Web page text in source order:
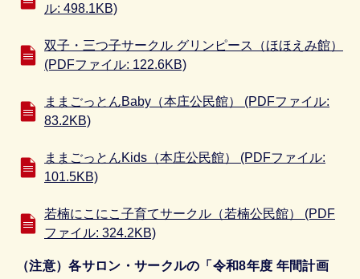
ル: 498.1KB)
双子・三つ子サークル グリンピース（ほほえみ館）
(PDFファイル: 122.6KB)
ままごっとんBaby（本庄公民館） (PDFファイル:
83.2KB)
ままごっとんKids（本庄公民館） (PDFファイル:
101.5KB)
若楠にこにこ子育てサークル（若楠公民館） (PDF
ファイル: 324.2KB)
（注意）各サロン・サークルの「令和8年度 年間計画